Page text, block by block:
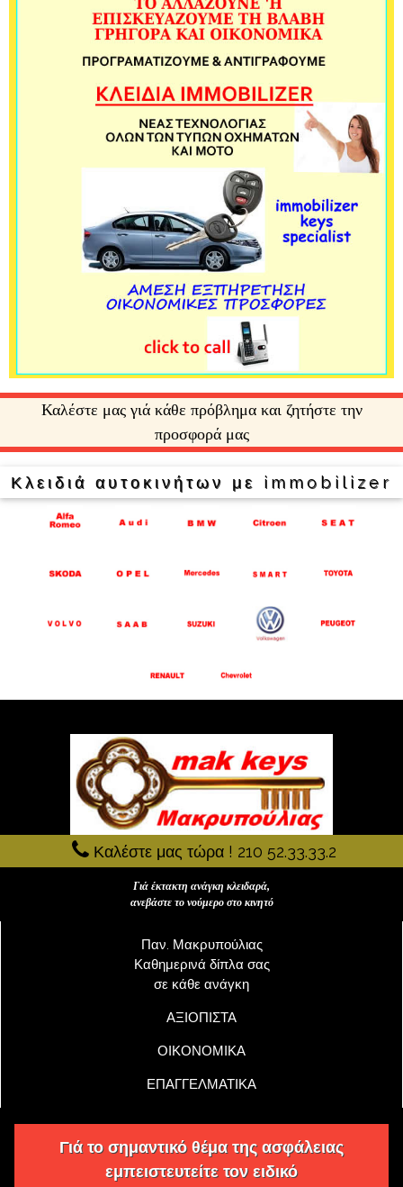
Καλέστε μας γιά κάθε πρόβλημα και ζητήστε την
προσφορά μας
Κλειδιά αυτοκινήτων με immobilizer
Καλέστε μας τώρα ! 210 52.33.33.2
Γιά έκτακτη ανάγκη κλειδαρά,
ανεβάστε το νούμερο στο κινητό
Παν. Μακρυπούλιας
Καθημερινά δίπλα σας
σε κάθε ανάγκη
ΑΞΙΟΠΙΣΤΑ
ΟΙΚΟΝΟΜΙΚΑ
ΕΠΑΓΓΕΛΜΑΤΙΚΑ
Γιά το σημαντικό θέμα της ασφάλειας
εμπειστευτείτε τον ειδικό